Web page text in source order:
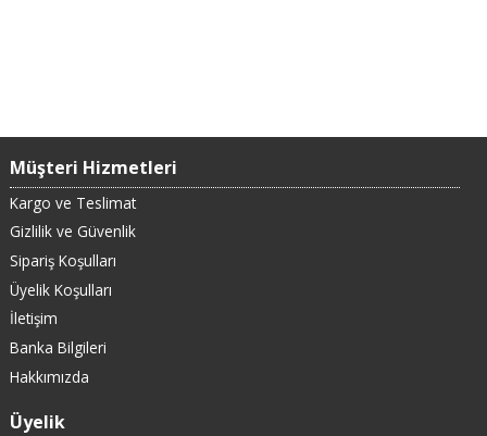
Müşteri Hizmetleri
Kargo ve Teslimat
Gizlilik ve Güvenlik
Sipariş Koşulları
Üyelik Koşulları
İletişim
Banka Bilgileri
Hakkımızda
Üyelik